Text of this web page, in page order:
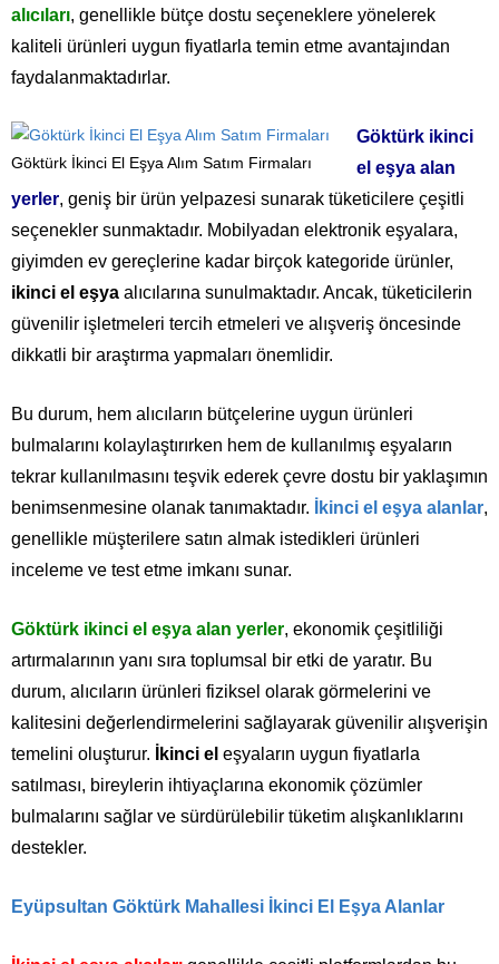
alıcıları, genellikle bütçe dostu seçeneklere yönelerek
kaliteli ürünleri uygun fiyatlarla temin etme avantajından
faydalanmaktadırlar.
Göktürk İkinci El Eşya Alım Satım Firmaları
Göktürk ikinci
el eşya alan
yerler, geniş bir ürün yelpazesi sunarak tüketicilere çeşitli
seçenekler sunmaktadır. Mobilyadan elektronik eşyalara,
giyimden ev gereçlerine kadar birçok kategoride ürünler,
ikinci el eşya alıcılarına sunulmaktadır. Ancak, tüketicilerin
güvenilir işletmeleri tercih etmeleri ve alışveriş öncesinde
dikkatli bir araştırma yapmaları önemlidir.
Bu durum, hem alıcıların bütçelerine uygun ürünleri
bulmalarını kolaylaştırırken hem de kullanılmış eşyaların
tekrar kullanılmasını teşvik ederek çevre dostu bir yaklaşımın
benimsenmesine olanak tanımaktadır.
İkinci el eşya alanlar,
genellikle müşterilere satın almak istedikleri ürünleri
inceleme ve test etme imkanı sunar.
Göktürk ikinci el eşya alan yerler, ekonomik çeşitliliği
artırmalarının yanı sıra toplumsal bir etki de yaratır. Bu
durum, alıcıların ürünleri fiziksel olarak görmelerini ve
kalitesini değerlendirmelerini sağlayarak güvenilir alışverişin
temelini oluşturur.
İkinci el eşyaların uygun fiyatlarla
satılması, bireylerin ihtiyaçlarına ekonomik çözümler
bulmalarını sağlar ve sürdürülebilir tüketim alışkanlıklarını
destekler.
Eyüpsultan Göktürk Mahallesi İkinci El Eşya Alanlar